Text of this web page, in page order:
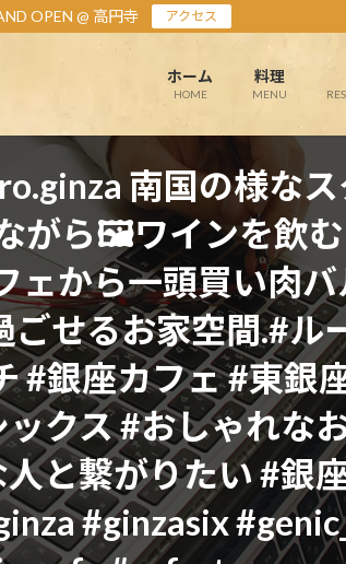
OPEN @ 高円寺 アクセス
ホーム
HOME
料理
MENU
南国の様な
がら🖼ワインを飲む
ェから一頭買い肉バ
せるお家空間.#ル
#銀座カフェ #東銀
クス #おしゃれな
と繋がりたい #銀
#ginzasix